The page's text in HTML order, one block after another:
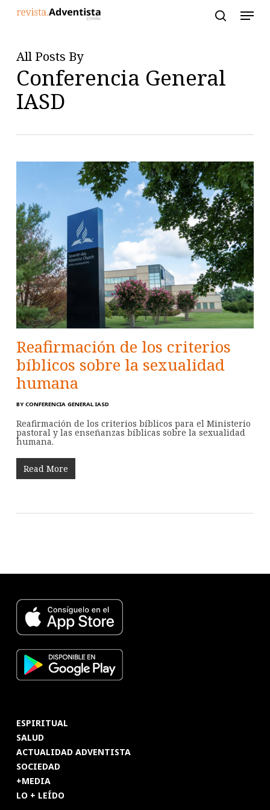
contentAll Posts By
Conferencia General
IASD
Reafirmación de los criterios
bíblicos sobre la sexualidad
humana
BY CONFERENCIA GENERAL IASD
Reafirmación de los criterios bíblicos para el Ministerio
pastoral y las enseñanzas bíblicas sobre la sexualidad
humana.
Read More
ESPIRITUAL
SALUD
ACTUALIDAD ADVENTISTA
SOCIEDAD
+MEDIA
LO + LEÍDO